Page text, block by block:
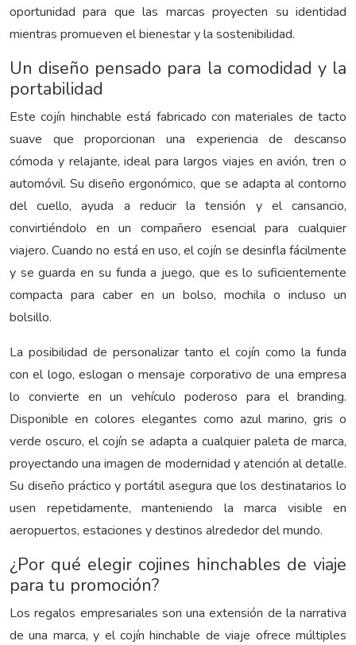
oportunidad para que las marcas proyecten su identidad
mientras promueven el bienestar y la sostenibilidad.
Un diseño pensado para la comodidad y la
portabilidad
Este cojín hinchable está fabricado con materiales de tacto
suave que proporcionan una experiencia de descanso
cómoda y relajante, ideal para largos viajes en avión, tren o
automóvil. Su diseño ergonómico, que se adapta al contorno
del cuello, ayuda a reducir la tensión y el cansancio,
convirtiéndolo en un compañero esencial para cualquier
viajero. Cuando no está en uso, el cojín se desinfla fácilmente
y se guarda en su funda a juego, que es lo suficientemente
compacta para caber en un bolso, mochila o incluso un
bolsillo.
La posibilidad de personalizar tanto el cojín como la funda
con el logo, eslogan o mensaje corporativo de una empresa
lo convierte en un vehículo poderoso para el branding.
Disponible en colores elegantes como azul marino, gris o
verde oscuro, el cojín se adapta a cualquier paleta de marca,
proyectando una imagen de modernidad y atención al detalle.
Su diseño práctico y portátil asegura que los destinatarios lo
usen repetidamente, manteniendo la marca visible en
aeropuertos, estaciones y destinos alrededor del mundo.
¿Por qué elegir cojines hinchables de viaje
para tu promoción?
Los regalos empresariales son una extensión de la narrativa
de una marca, y el cojín hinchable de viaje ofrece múltiples